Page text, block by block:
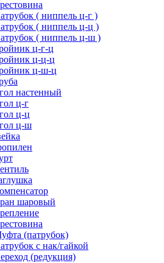
( ниппель ц-г )
( ниппель ц-ц )
( ниппель ц-ш )
ц-г-ц
ц-ц-ц
ц-ш-ц
настенный
ц-г
ц-ц
ц-ш
шаровый
(патрубок)
с нак/гайкой
(редукция)